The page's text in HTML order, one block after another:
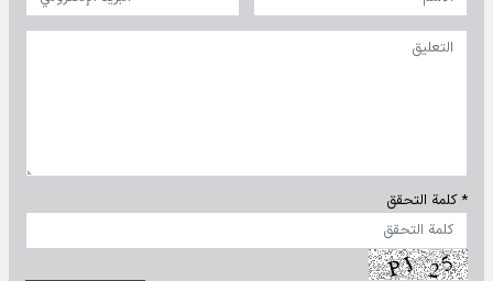
* كلمة التحقق